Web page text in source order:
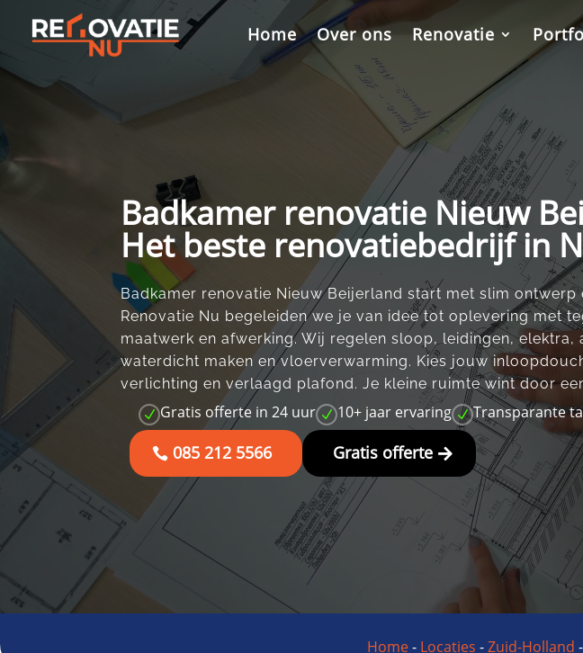
Home Over ons Renovatie
Badkamer renovatie Nieuw
Het beste renovatiebedrijf in
Badkamer renovatie Nieuw Beijerland start met slim ontwerp
Renovatie Nu begeleiden we je van idee tot oplevering met
maatwerk en afwerking.​ Wij regelen sloop, leidingen, elektra,
waterdicht maken en vloerverwarming.​ Kies jouw
verlichting en verlaagd plafond.​ Je kleine ruimte wint door
N Gratis offerte in 24 uur N 10+ jaar ervaring N Transparante
085 212 5566 Gratis offerte
Home- Locaties -Zuid-Holland -